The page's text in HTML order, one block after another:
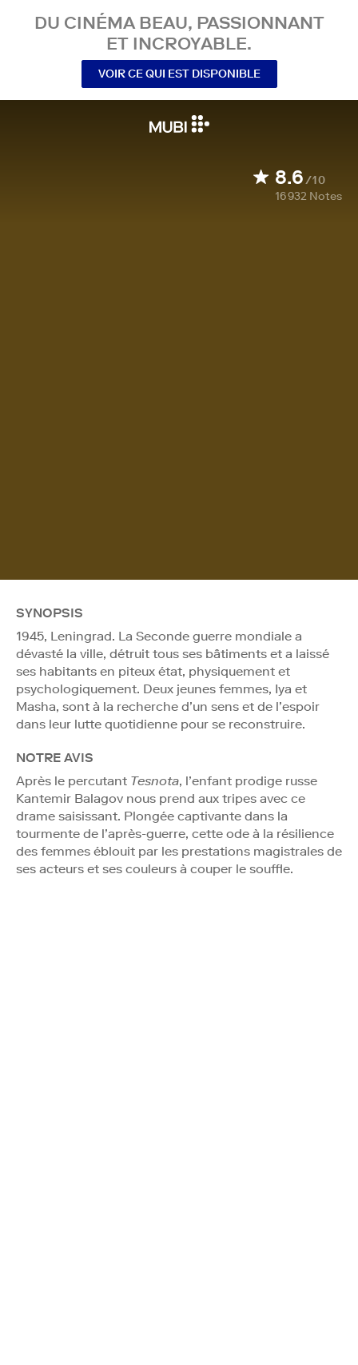
DU CINÉMA BEAU, PASSIONNANT
ET INCROYABLE.
VOIR CE QUI EST DISPONIBLE
8.6/10
16 932 Notes
SYNOPSIS
1945, Leningrad. La Seconde guerre mondiale a
dévasté la ville, détruit tous ses bâtiments et a laissé
ses habitants en piteux état, physiquement et
psychologiquement. Deux jeunes femmes, Iya et
Masha, sont à la recherche d’un sens et de l’espoir
dans leur lutte quotidienne pour se reconstruire.
NOTRE AVIS
Après le percutant Tesnota, l’enfant prodige russe
Kantemir Balagov nous prend aux tripes avec ce
drame saisissant. Plongée captivante dans la
tourmente de l’après-guerre, cette ode à la résilience
des femmes éblouit par les prestations magistrales de
ses acteurs et ses couleurs à couper le souffle.